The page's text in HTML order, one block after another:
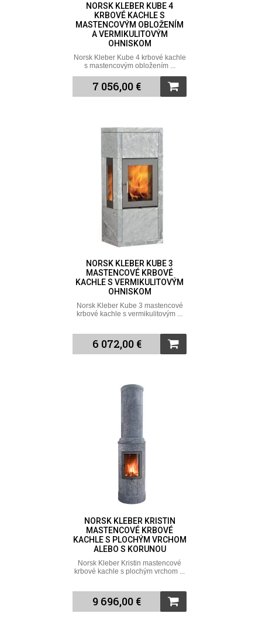
NORSK KLEBER KUBE 4
KRBOVÉ KACHLE S
MASTENCOVÝM OBLOŽENÍM
A VERMIKULITOVÝM
OHNISKOM
Norsk Kleber Kube 4 krbové kachle
s mastencovým obložením ...
7 056,00 €
NORSK KLEBER KUBE 3
MASTENCOVÉ KRBOVÉ
KACHLE S VERMIKULITOVÝM
OHNISKOM
Norsk Kleber Kube 3 mastencové
krbové kachle s vermikulitovým ...
6 072,00 €
NORSK KLEBER KRISTIN
MASTENCOVÉ KRBOVÉ
KACHLE S PLOCHÝM VRCHOM
ALEBO S KORUNOU
Norsk Kleber Kristin mastencové
krbové kachle s plochým vrchom ...
9 696,00 €